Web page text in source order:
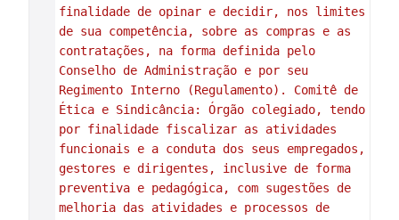
finalidade de opinar e decidir, nos limites
de sua competência, sobre as compras e as
contratações, na forma definida pelo
Conselho de Administração e por seu
Regimento Interno (Regulamento). Comitê de
Ética e Sindicância: Órgão colegiado, tendo
por finalidade fiscalizar as atividades
funcionais e a conduta dos seus empregados,
gestores e dirigentes, inclusive de forma
preventiva e pedagógica, com sugestões de
melhoria das atividades e processos de